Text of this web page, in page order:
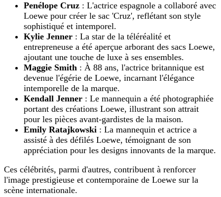
Penélope Cruz : L'actrice espagnole a collaboré avec
Loewe pour créer le sac 'Cruz', reflétant son style
sophistiqué et intemporel.
Kylie Jenner : La star de la téléréalité et
entrepreneuse a été aperçue arborant des sacs Loewe,
ajoutant une touche de luxe à ses ensembles.
Maggie Smith : À 88 ans, l'actrice britannique est
devenue l'égérie de Loewe, incarnant l'élégance
intemporelle de la marque.
Kendall Jenner : Le mannequin a été photographiée
portant des créations Loewe, illustrant son attrait
pour les pièces avant-gardistes de la maison.
Emily Ratajkowski : La mannequin et actrice a
assisté à des défilés Loewe, témoignant de son
appréciation pour les designs innovants de la marque.
Ces célébrités, parmi d'autres, contribuent à renforcer
l'image prestigieuse et contemporaine de Loewe sur la
scène internationale.